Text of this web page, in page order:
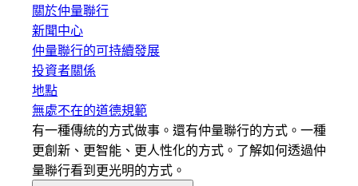
關於仲量聯行
新聞中心
仲量聯行的可持續發展
投資者關係
地點
無處不在的道德規範
有一種傳統的方式做事。還有仲量聯行的方式。一種
更創新、更智能、更人性化的方式。了解如何透過仲
量聯行看到更光明的方式。